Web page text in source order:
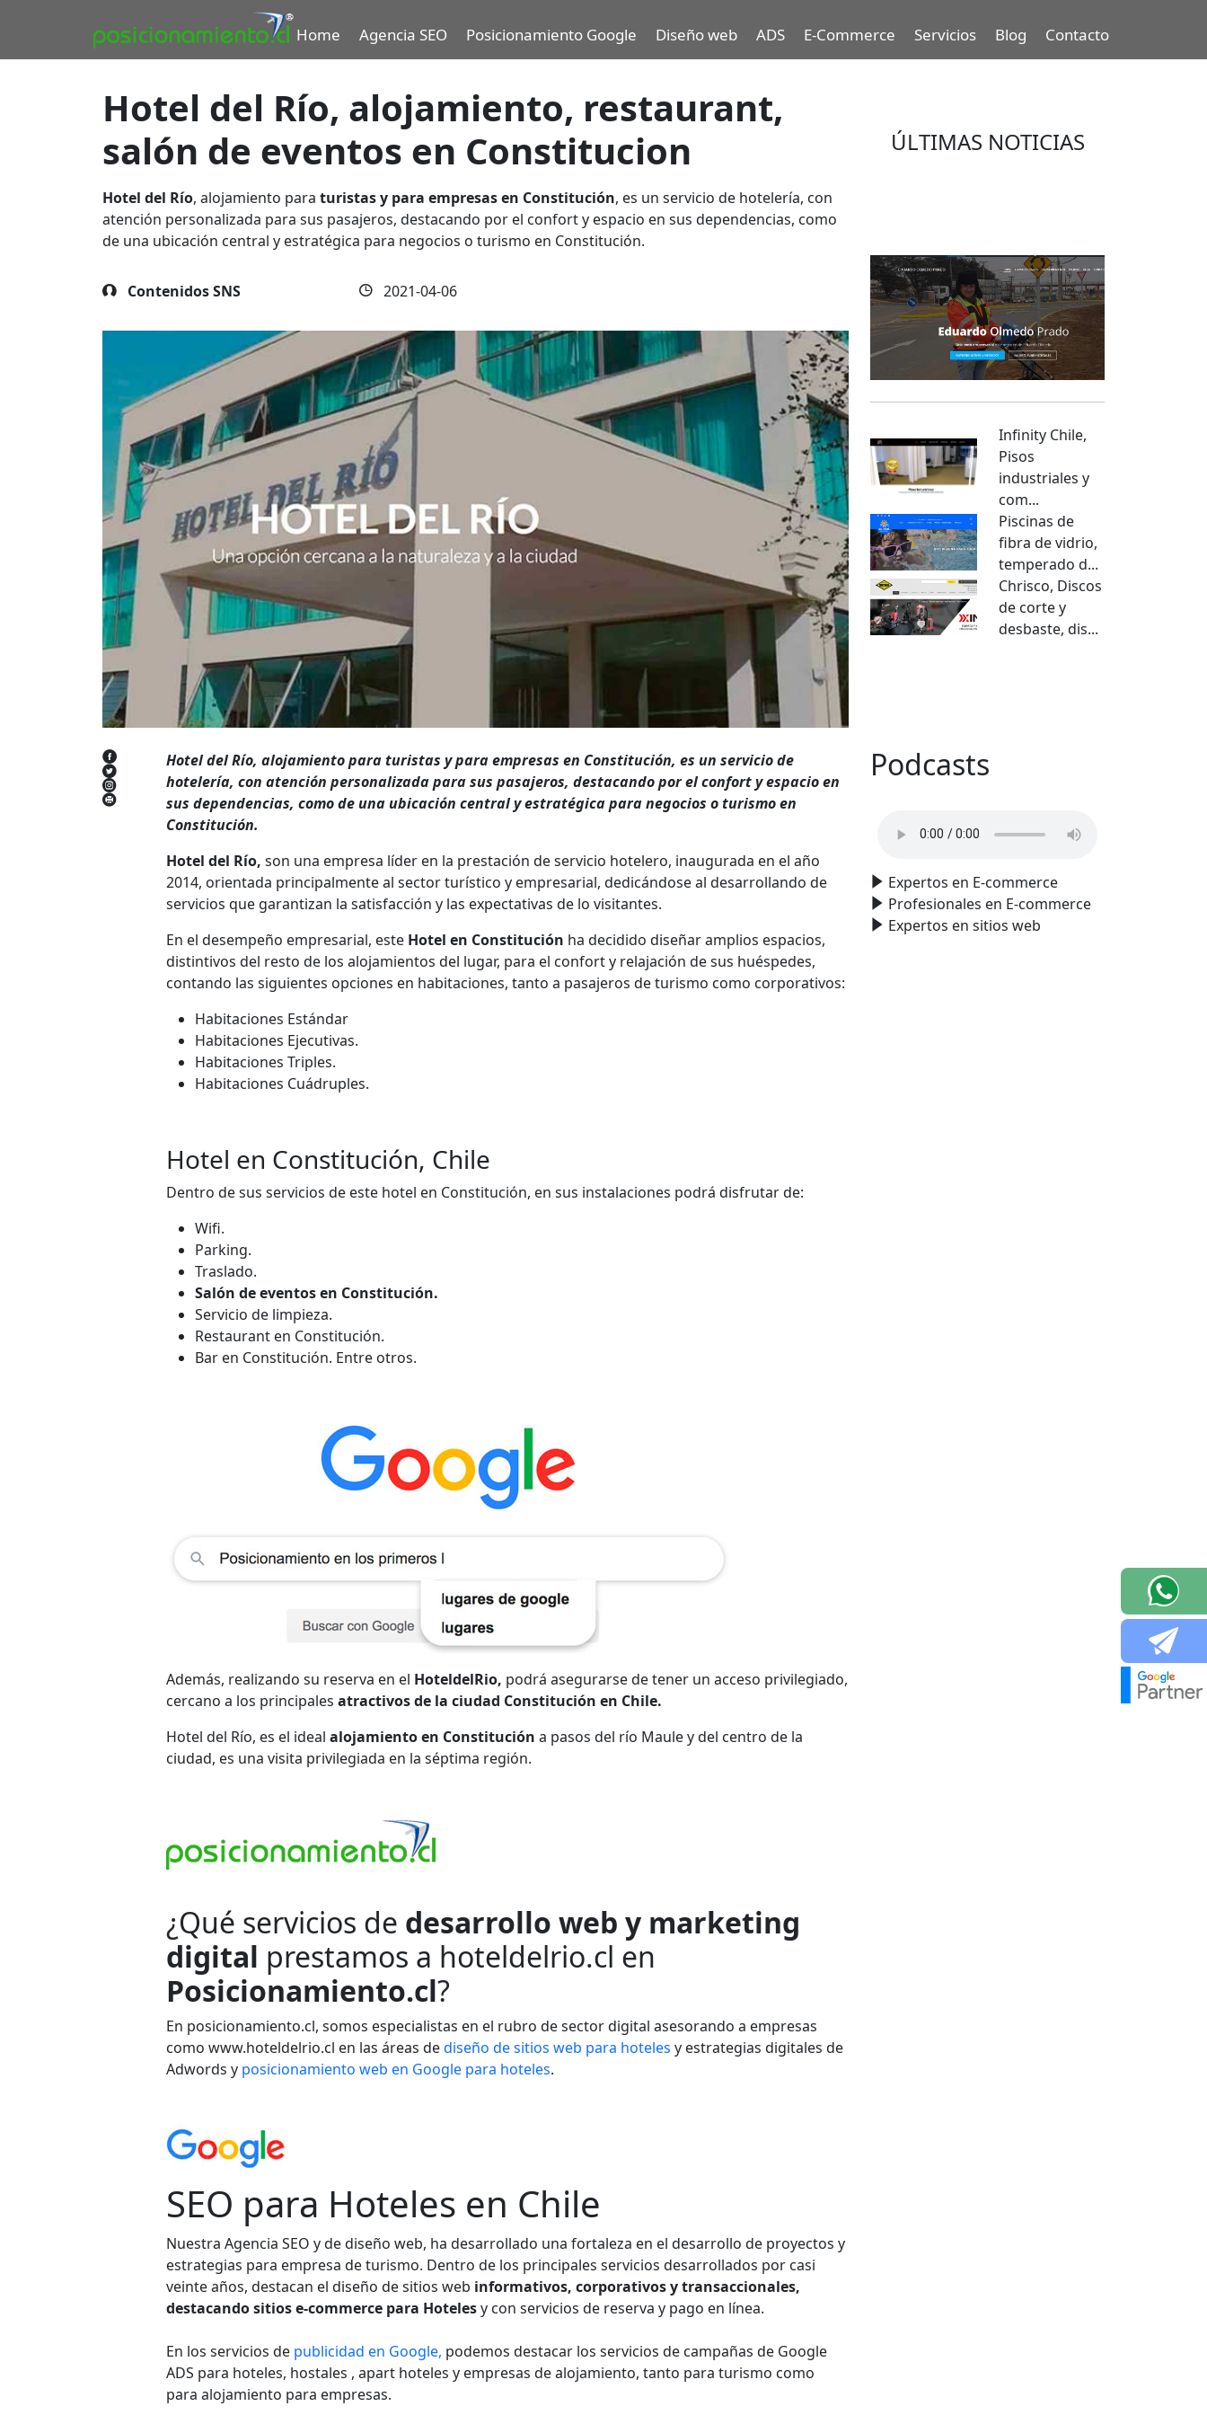
Home Agencia SEO Posicionamiento Google Diseño web ADS E-Commerce Servicios Blog Contacto
Hotel del Río, alojamiento, restaurant,
salón de eventos en Constitucion
Hotel del Río, alojamiento para turistas y para empresas en Constitución, es un servicio de hotelería, con
atención personalizada para sus pasajeros, destacando por el confort y espacio en sus dependencias, como
de una ubicación central y estratégica para negocios o turismo en Constitución.
Contenidos SNS 2021-04-06
Hotel del Río, alojamiento para turistas y para empresas en Constitución, es un servicio de
hotelería, con atención personalizada para sus pasajeros, destacando por el confort y espacio en
sus dependencias, como de una ubicación central y estratégica para negocios o turismo en
Constitución.
Hotel del Río, son una empresa líder en la prestación de servicio hotelero, inaugurada en el año
2014, orientada principalmente al sector turístico y empresarial, dedicándose al desarrollando de
servicios que garantizan la satisfacción y las expectativas de lo visitantes.
En el desempeño empresarial, este Hotel en Constitución ha decidido diseñar amplios espacios,
distintivos del resto de los alojamientos del lugar, para el confort y relajación de sus huéspedes,
contando las siguientes opciones en habitaciones, tanto a pasajeros de turismo como corporativos:
Habitaciones Estándar
Habitaciones Ejecutivas.
Habitaciones Triples.
Habitaciones Cuádruples.
Hotel en Constitución, Chile
Dentro de sus servicios de este hotel en Constitución, en sus instalaciones podrá disfrutar de:
Wifi.
Parking.
Traslado.
Salón de eventos en Constitución.
Servicio de limpieza.
Restaurant en Constitución.
Bar en Constitución. Entre otros.
Además, realizando su reserva en el HoteldelRio, podrá asegurarse de tener un acceso privilegiado,
cercano a los principalesatractivos de la ciudad Constitución en Chile.
Hotel del Río, es el idealalojamiento en Constitución a pasos del río Maule y del centro de la
ciudad, es una visita privilegiada en la séptima región.
¿Qué servicios de desarrollo web y marketing
digital prestamos a hoteldelrio.cl en
Posicionamiento.cl?
En posicionamiento.cl, somos especialistas en el rubro de sector digital asesorando a empresas
como www.hoteldelrio.cl en las áreas dediseño de sitios web para hoteles y estrategias digitales de
Adwords y posicionamiento web en Google para hoteles.
SEO para Hoteles en Chile
Nuestra Agencia SEO y de diseño web, ha desarrollado una fortaleza en el desarrollo de proyectos y
estrategias para empresa de turismo. Dentro de los principales servicios desarrollados por casi
veinte años, destacan el diseño de sitios web informativos, corporativos y transaccionales,
destacando sitios e-commerce para Hotelesy con servicios de reserva y pago en línea.
En los servicios de publicidad en Google, podemos destacar los servicios de campañas de Google
ADS para hoteles, hostales , apart hoteles y empresas de alojamiento, tanto para turismo como
para alojamiento para empresas.
ÚLTIMAS NOTICIAS
Infinity Chile,
Pisos
industriales y
com...
Piscinas de
fibra de vidrio,
temperado d...
Chrisco, Discos
de corte y
desbaste, dis...
Podcasts
Expertos en E-commerce
Profesionales en E-commerce
Expertos en sitios web